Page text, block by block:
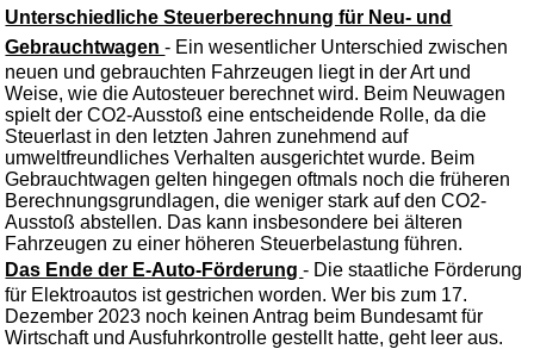
Unterschiedliche Steuerberechnung für Neu- und
Gebrauchtwagen- Ein wesentlicher Unterschied zwischen
neuen und gebrauchten Fahrzeugen liegt in der Art und
Weise, wie die Autosteuer berechnet wird. Beim Neuwagen
spielt der CO2-Ausstoß eine entscheidende Rolle, da die
Steuerlast in den letzten Jahren zunehmend auf
umweltfreundliches Verhalten ausgerichtet wurde. Beim
Gebrauchtwagen gelten hingegen oftmals noch die früheren
Berechnungsgrundlagen, die weniger stark auf den CO2-
Ausstoß abstellen. Das kann insbesondere bei älteren
Fahrzeugen zu einer höheren Steuerbelastung führen.
Das Ende der E-Auto-Förderung- Die staatliche Förderung
für Elektroautos ist gestrichen worden. Wer bis zum 17.
Dezember 2023 noch keinen Antrag beim Bundesamt für
Wirtschaft und Ausfuhrkontrolle gestellt hatte, geht leer aus.